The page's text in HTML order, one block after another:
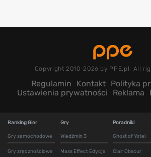
Copyright 2010-2026 by PPE.pl. All
Regulamin Kontakt Polityka
Ustawienia prywatności
Reklama
Ranking Gier
Gry samochodowe
Gry zręcznościowe
Gry
Wiedźmin 3
Mass Effect Edycja
Poradniki
Ghost of Yotei
Clair Obscur